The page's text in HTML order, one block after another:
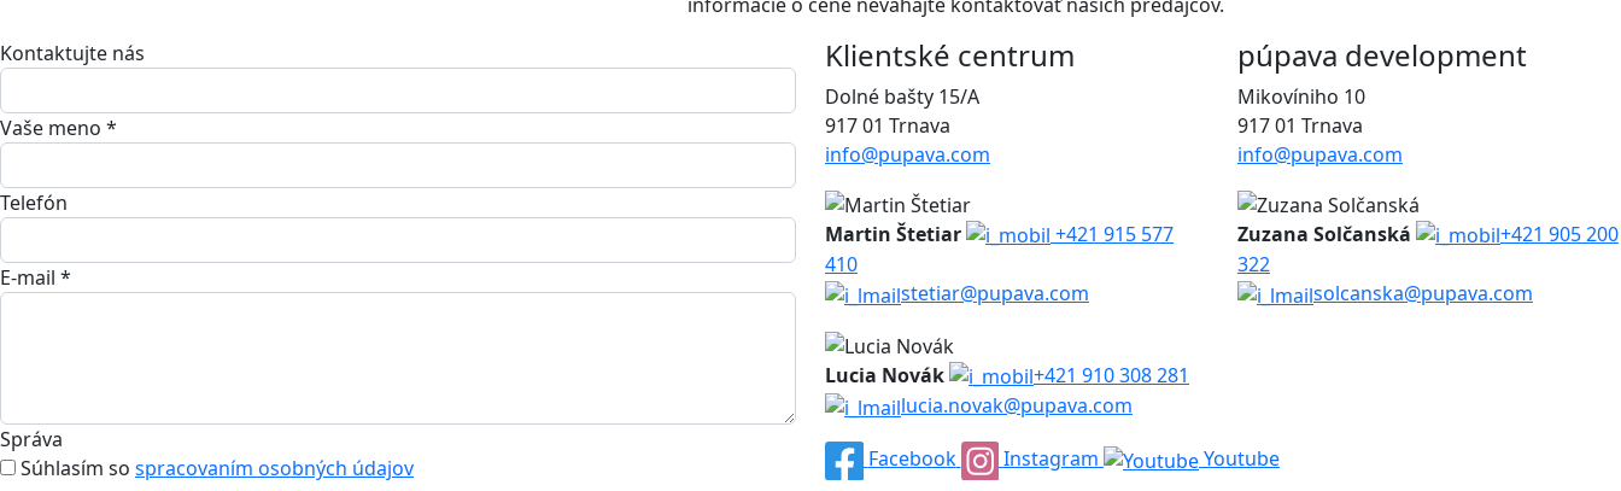
Kontaktujte nás
Vaše meno *
Telefón
E-mail *
Správa
Súhlasím so spracovaním osobných údajov
Klientské centrum
Dolné bašty 15/A
917 01 Trnava
info@pupava.com
púpava development
Mikovíniho 10
917 01 Trnava
info@pupava.com
Martin Štetiar
+421 915 577
410
stetiar@pupava.com
Zuzana Solčanská
+421 905 200
322
solcanska@pupava.com
Lucia Novák
+421 910 308 281
lucia.novak@pupava.com
Facebook
Instagram Youtube